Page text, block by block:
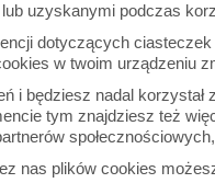
uzyskanymi podczas
dotyczących
w twoim urządzeniu
i będziesz nadal
tym znajdziesz też
nas plików cookies
interesujące Cię parametry